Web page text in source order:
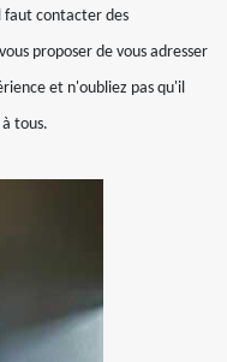
faut contacter des
proposer de vous adresser
et n'oubliez pas qu'il
tous.